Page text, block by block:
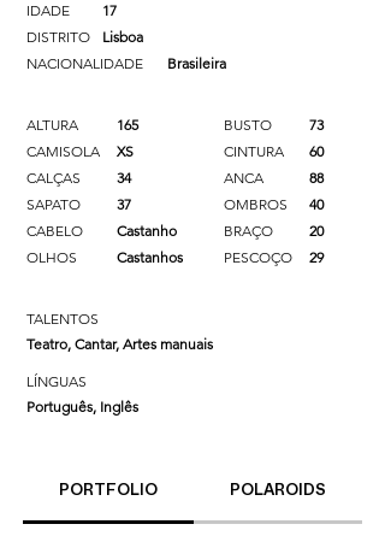
IDADE
17
DISTRITO
Lisboa
NACIONALIDADE
Brasileira
ALTURA
165
CAMISOLA
XS
CALÇAS
34
SAPATO
37
CABELO
Castanho
OLHOS
Castanhos
BUSTO
73
CINTURA
60
ANCA
88
OMBROS
40
BRAÇO
20
PESCOÇO
29
TALENTOS
Teatro, Cantar, Artes manuais
LÍNGUAS
Português, Inglês
PORTFOLIO POLAROIDS